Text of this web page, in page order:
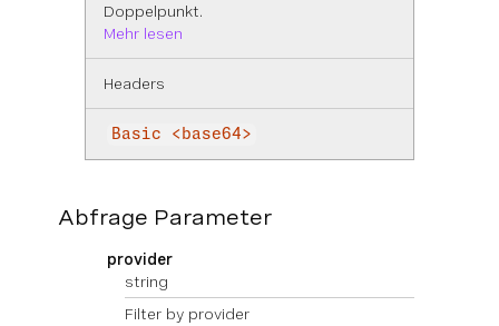
Doppelpunkt.
Mehr lesen
Headers
Basic <base64>
Abfrage Parameter
provider
string
Filter by provider